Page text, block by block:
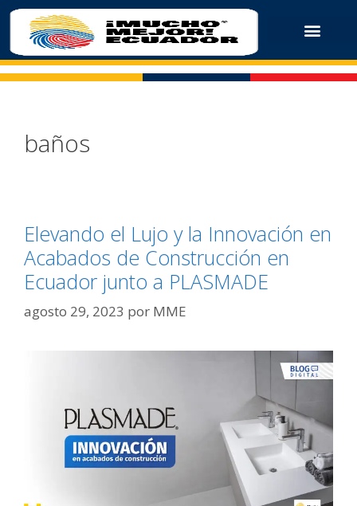
baños
​​Elevando el Lujo y la Innovación en
Acabados de Construcción en
Ecuador junto a PLASMADE
agosto 29, 2023 por MME